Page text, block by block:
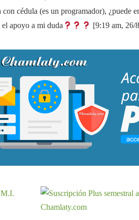
con cédula (es un programador), ¿puede
apoyo a mi duda
[9:19 am, 26/